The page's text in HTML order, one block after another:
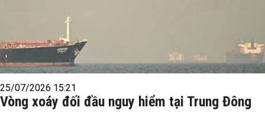
25/07/2026 15:21
Vòng xoáy đối đầu nguy hiểm tại Trung Đông